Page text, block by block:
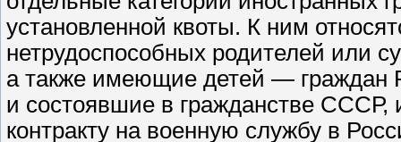
установленной квоты. К ним
нетрудоспособных родителей или
а также имеющие детей — граждан
и состоявшие в гражданстве СССР,
контракту на военную службу в